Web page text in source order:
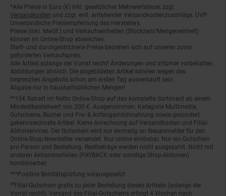
Fußnoten
*Alle Preise in Euro (€) inkl. gesetzlicher Mehrwertsteuer, zzgl.
Versandkosten und zzgl. evtl. anfallender Versandkostenzuschläge. UVP:
Unverbindliche Preisempfehlung des Herstellers.
Preise (inkl. MwSt.) und Verkaufseinheiten (Stückzahl/Mengeneinheit)
können im Online-Shop abweichen.
Statt- und durchgestrichene Preise beziehen sich auf unseren zuvor
geforderten Verkaufspreis.
Alle Artikel solange der Vorrat reicht! Änderungen und Irrtümer vorbehalten.
Abbildungen ähnlich. Die abgebildeten Artikel können wegen des
begrenzten Angebots schon am ersten Tag ausverkauft sein.
Abgabe nur in haushaltsüblichen Mengen!
**15€ Rabatt im Netto Online-Shop auf das komplette Sortiment ab einem
Mindestbestellwert von 200 €. Ausgenommen: Kategorie Multimedia,
Gutscheine, Bücher und Pre- & Anfangsmilchnahrung sowie gesondert
gekennzeichnete Artikel. Keine Anrechnung auf Versandkosten und Filial-
Abholservices. Der Gutschein wird nur einmalig an Neuanmelder für den
Online-Shop-Newsletter versendet. Nur online einlösbar. Nur ein Gutschein
pro Person und Bestellung. Restbeträge werden nicht ausgezahlt. Nicht mit
anderen Aktionsvorteilen (PAYBACK oder sonstige Shop-Aktionen)
kombinierbar.
***Positive Bonitätsprüfung vorausgesetzt
²⁰Filial-Gutschein gratis zu jeder Bestellung dieses Artikels (solange der
Vorrat reicht). Versand des Filial-Gutscheins erfolgt 4 Wochen nach